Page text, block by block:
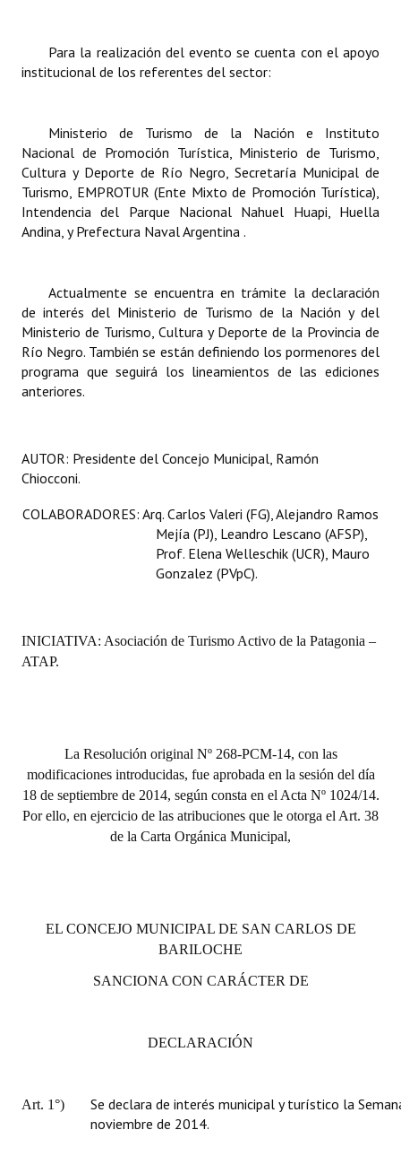
Para la realización del evento se cuenta con el apoyo
institucional de los referentes del sector:
Ministerio de Turismo de la Nación e Instituto
Nacional de Promoción Turística, Ministerio de Turismo,
Cultura y Deporte de Río Negro, Secretaría Municipal de
Turismo, EMPROTUR (Ente Mixto de Promoción Turística),
Intendencia del Parque Nacional Nahuel Huapi, Huella
Andina, y Prefectura Naval Argentina .
Actualmente se encuentra en trámite la declaración
de interés del Ministerio de Turismo de la Nación y del
Ministerio de Turismo, Cultura y Deporte de la Provincia de
Río Negro. También se están definiendo los pormenores del
programa que seguirá los lineamientos de las ediciones
anteriores.
AUTOR: Presidente del Concejo Municipal, Ramón
Chiocconi.
COLABORADORES: Arq.Carlos Valeri (FG), Alejandro Ramos
Mejía (PJ), Leandro Lescano (AFSP),
Prof. Elena Welleschik (UCR), Mauro
Gonzalez (PVpC).
INICIATIVA: Asociación de Turismo Activo de la Patagonia –
ATAP.
La Resolución original Nº 268-PCM-14, con las
modificaciones introducidas, fue aprobada en la sesión del día
18 de septiembre de 2014, según consta en el Acta Nº 1024/14.
Por ello, en ejercicio de las atribuciones que le otorga el Art. 38
de la Carta Orgánica Municipal,
EL CONCEJO MUNICIPAL DE SAN CARLOS DE
BARILOCHE
SANCIONA CON CARÁCTER DE
DECLARACIÓN
Art. 1°)
Se declara de interés municipal y turístico la
noviembre de 2014.